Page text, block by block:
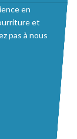
en
et
pas à nous